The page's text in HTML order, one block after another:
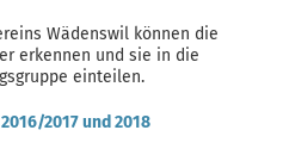
Wädenswil können die
erkennen und sie in die
einteilen.
2017 und 2018